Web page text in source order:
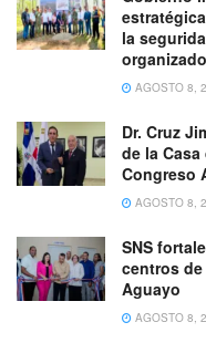
la
organizado
AGOSTO 8,
Dr. Cruz
de la
Congreso
AGOSTO 8,
SNS
centros
Aguayo
AGOSTO 8,